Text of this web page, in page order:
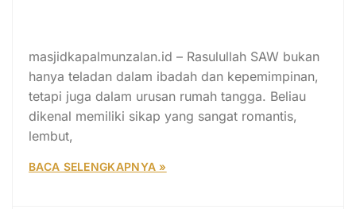
masjidkapalmunzalan.id – Rasulullah SAW bukan
hanya teladan dalam ibadah dan kepemimpinan,
tetapi juga dalam urusan rumah tangga. Beliau
dikenal memiliki sikap yang sangat romantis,
lembut,
BACA SELENGKAPNYA »